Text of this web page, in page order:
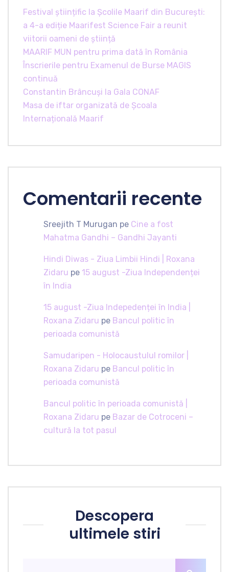
Festival științific la Școlile Maarif din București:
a 4-a ediție Maarifest Science Fair a reunit
viitorii oameni de știință
MAARIF MUN pentru prima dată în România
Înscrierile pentru Examenul de Burse MAGIS
continuă
Constantin Brâncuși la Gala CONAF
Masa de iftar organizată de Școala
Internațională Maarif
Comentarii recente
Sreejith T Murugan pe Cine a fost
Mahatma Gandhi – Gandhi Jayanti
Hindi Diwas - Ziua Limbii Hindi | Roxana
Zidaru pe 15 august -Ziua Independenței
în India
15 august -Ziua Indepedenței în India |
Roxana Zidaru pe Bancul politic în
perioada comunistă
Samudaripen - Holocaustulul romilor |
Roxana Zidaru pe Bancul politic în
perioada comunistă
Bancul politic în perioada comunistă |
Roxana Zidaru pe Bazar de Cotroceni –
cultură la tot pasul
Descopera
ultimele stiri